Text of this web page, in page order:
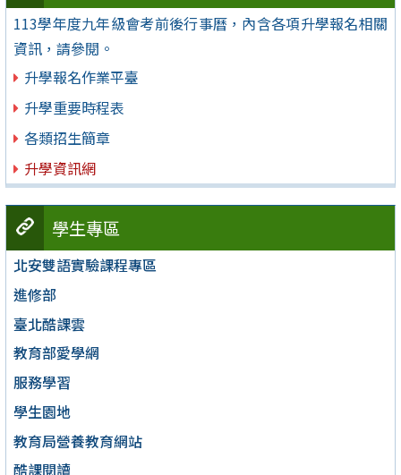
113學年度九年級會考前後行事曆，內含各項升學報名相關
資訊，請參閱。
升學報名作業平臺
升學重要時程表
各類招生簡章
升學資訊網
學生專區
北安雙語實驗課程專區
進修部
臺北酷課雲
教育部愛學網
服務學習
學生園地
教育局營養教育網站
酷課閱讀